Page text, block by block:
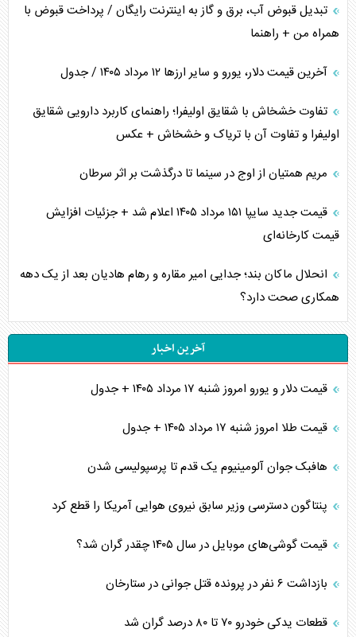
تبدیل قبوض آب، برق و گاز به اینترنت رایگان / پرداخت قبوض با
همراه من + راهنما
آخرین قیمت دلار، یورو و سایر ارز‌ها ۱۲ مرداد ۱۴۰۵ / جدول
تفاوت خشخاش با شقایق اولیفرا؛ راهنمای کاربرد دارویی شقایق
اولیفرا و تفاوت آن با تریاک و خشخاش + عکس
مریم همتیان از اوج در سینما تا درگذشت بر اثر سرطان
قیمت جدید سایپا ۱۵۱ مرداد ۱۴۰۵ اعلام شد + جزئیات افزایش
قیمت کارخانه‌ای
انحلال ماکان بند؛ جدایی امیر مقاره و رهام هادیان بعد از یک دهه
همکاری صحت دارد؟
آخرین اخبار
قیمت دلار و یورو امروز شنبه ۱۷ مرداد ۱۴۰۵ + جدول
قیمت طلا امروز شنبه ۱۷ مرداد ۱۴۰۵ + جدول
هافبک جوان آلومینیوم یک قدم تا پرسپولیسی شدن
پنتاگون دسترسی وزیر سابق نیروی هوایی آمریکا را قطع کرد
قیمت گوشی‌های موبایل در سال ۱۴۰۵ چقدر گران شد؟
بازداشت ۶ نفر در پرونده قتل جوانی در ستارخان
قطعات یدکی خودرو ۷۰ تا ۸۰ درصد گران شد